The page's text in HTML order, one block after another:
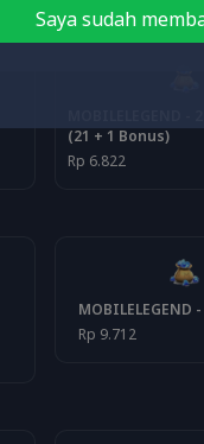
(21 + 1 Bonus)
Rp 6.822
MOBILELEGEND
Rp 9.712
Saya sudah